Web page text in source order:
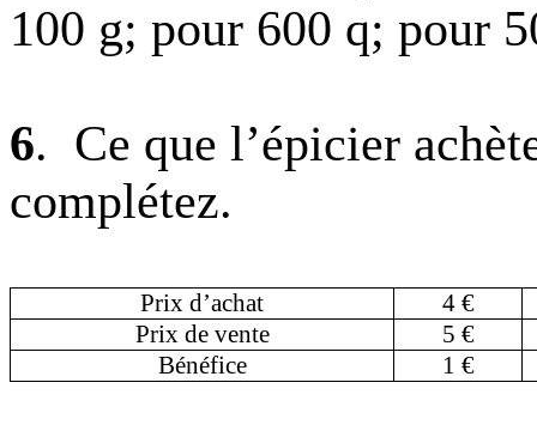
100 g; pour 600 q; pour
6. Ce que l’épicier
complétez.
Prix d’achat
4 €
Prix de vente
5 €
Bénéfice
1 €